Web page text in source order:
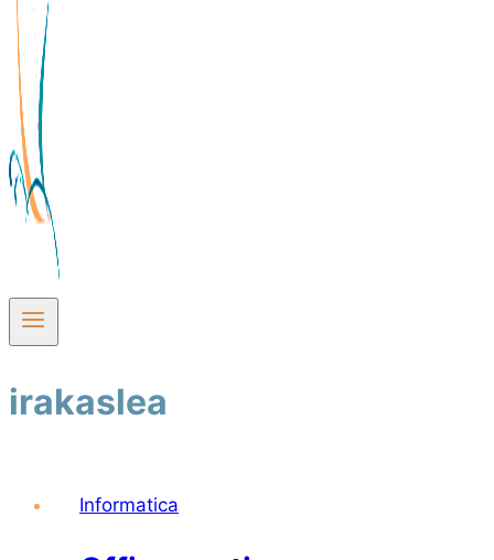
irakaslea
Informatica